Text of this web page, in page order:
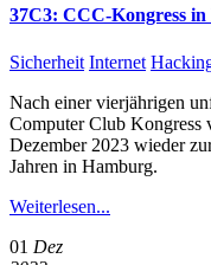
37C3: CCC-Kongress
Sicherheit Internet
Nach einer vierjährigen
Computer Club Kongress
Dezember 2023 wieder
Jahren in Hamburg.
Weiterlesen...
01 Dez